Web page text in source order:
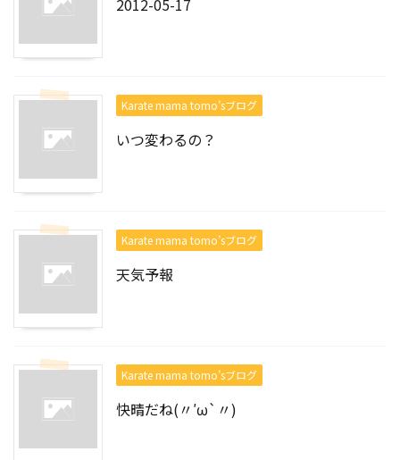
2012-05-17
Karate mama tomo’sブログ
いつ変わるの？
Karate mama tomo’sブログ
天気予報
Karate mama tomo’sブログ
快晴だね(〃′ω`〃)